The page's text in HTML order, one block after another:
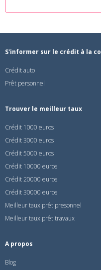
S'informer sur le crédit à la
Crédit auto
Prêt personnel
Trouver le meilleur taux
Crédit 1000 euros
Crédit 3000 euros
Crédit 5000 euros
Crédit 10000 euros
Crédit 20000 euros
Crédit 30000 euros
Meilleur taux prêt presonnel
Meilleur taux prêt travaux
A propos
Blog